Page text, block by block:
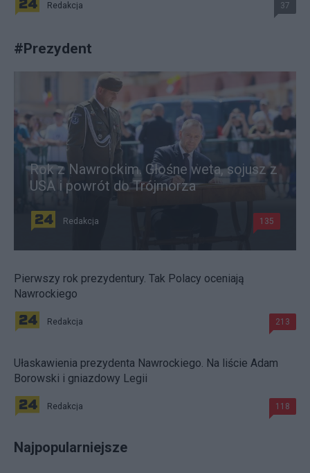
Redakcja 37
#Prezydent
Rok z Nawrockim. Głośne weta, sojusz z
USA i powrót do Trójmorza
Redakcja 135
Pierwszy rok prezydentury. Tak Polacy oceniają
Nawrockiego
Redakcja 213
Ułaskawienia prezydenta Nawrockiego. Na liście Adam
Borowski i gniazdowy Legii
Redakcja 118
Najpopularniejsze